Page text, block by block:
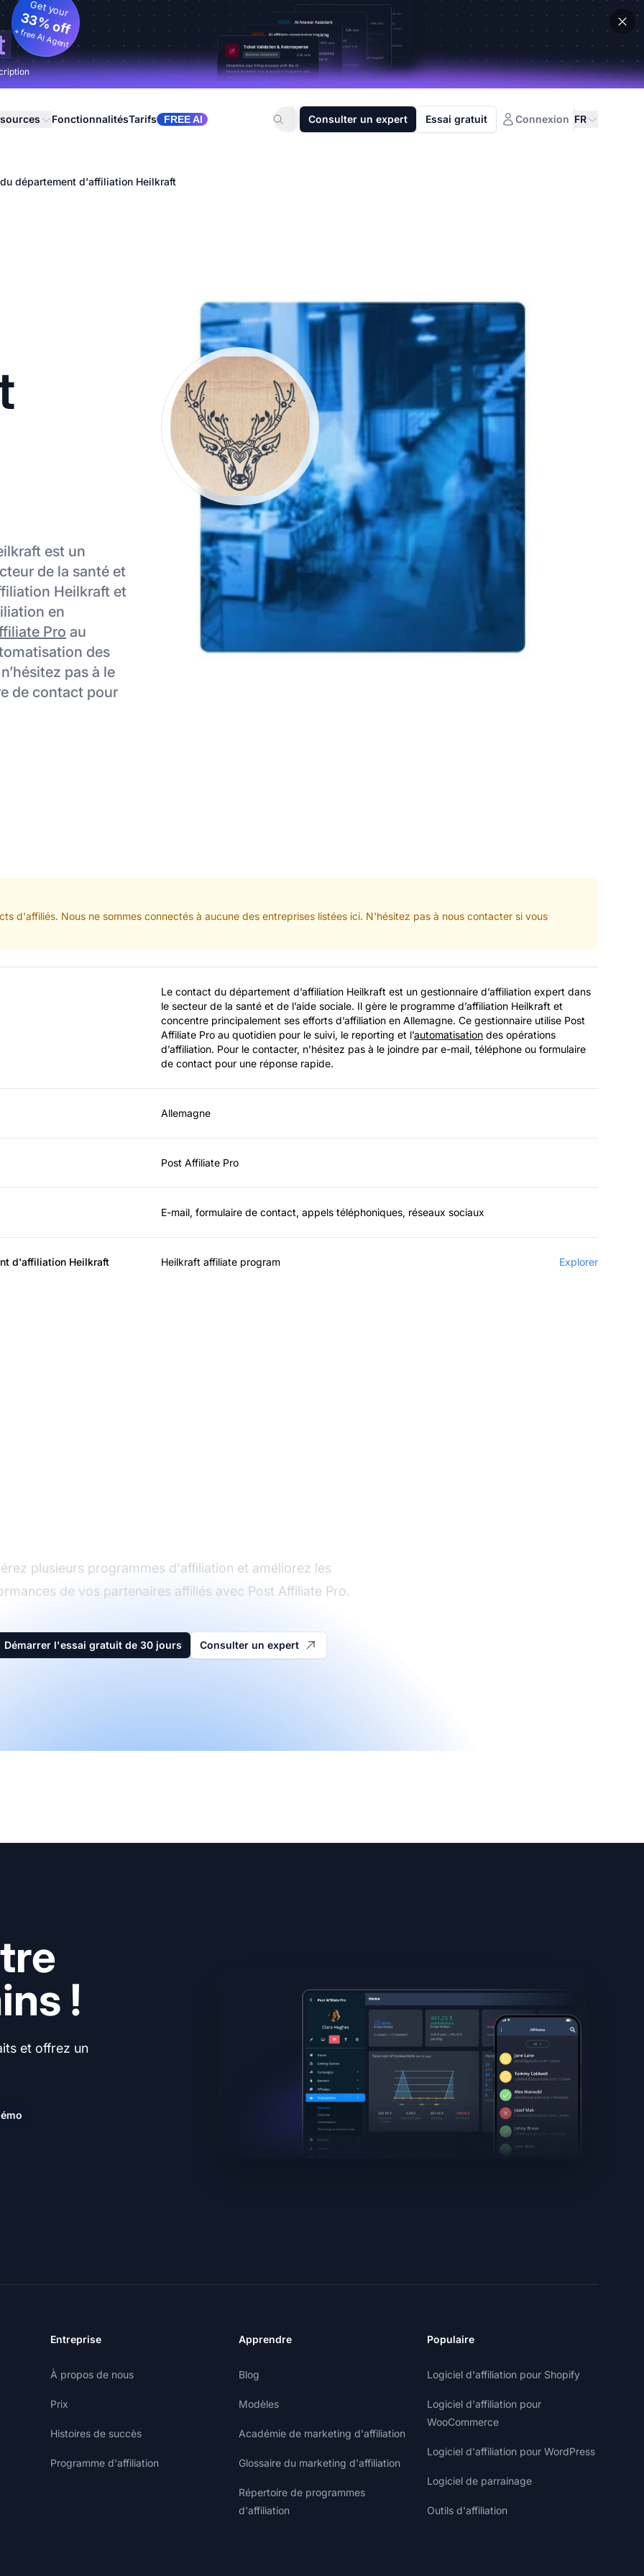
Get your
33% off
+ free AI Agent
FonctionnalitésTarifs FREE AI Consulter un expert Essai gratuit Connexion FR
département d'affiliation Heilkraft
est un
de la santé et
Heilkraft et
en
Pro au
des
pas à le
de contact pour
d'affiliés. Nous ne sommes connectés à aucune des entreprises listées ici. N'hésitez pas à nous contacter si vous
Le contact du département d’affiliation Heilkraft est un gestionnaire d’affiliation expert dans
le secteur de la santé et de l’aide sociale. Il gère le programme d’affiliation Heilkraft et
concentre principalement ses efforts d’affiliation en Allemagne. Ce gestionnaire utilise Post
Affiliate Pro au quotidien pour le suivi, le reporting et l’automatisation des opérations
d’affiliation. Pour le contacter, n’hésitez pas à le joindre par e-mail, téléphone ou formulaire
de contact pour une réponse rapide.
Allemagne
Post Affiliate Pro
E-mail, formulaire de contact, appels téléphoniques, réseaux sociaux
d'affiliation Heilkraft Heilkraft affiliate program Explorer
plusieurs programmes d'affiliation et améliorez les
de vos partenaires affiliés avec Post Affiliate Pro.
Démarrer l'essai gratuit de 30 jours Consulter un expert
!
et offrez un
Entreprise
À propos de nous
Prix
Histoires de succès
Programme d'affiliation
Apprendre
Blog
Modèles
Académie de marketing d'affiliation
Glossaire du marketing d'affiliation
Répertoire de programmes
d'affiliation
Populaire
Logiciel d'affiliation pour Shopify
Logiciel d'affiliation pour
WooCommerce
Logiciel d'affiliation pour WordPress
Logiciel de parrainage
Outils d'affiliation